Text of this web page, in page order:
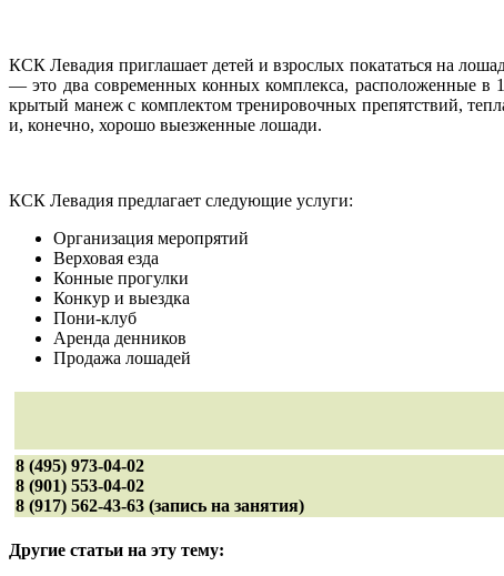
КСК Левадия приглашает детей и взрослых покататься на
— это два современных конных комплекса, расположенные в
крытый манеж с комплектом тренировочных препятствий,
и, конечно, хорошо выезженные лошади.
КСК Левадия предлагает следующие услуги:
Организация меропрятий
Верховая езда
Конные прогулки
Конкур и выездка
Пони-клуб
Аренда денников
Продажа лошадей
8 (495) 973-04-02
8 (901) 553-04-02
8 (917) 562-43-63 (запись на занятия)
Другие статьи на эту тему: